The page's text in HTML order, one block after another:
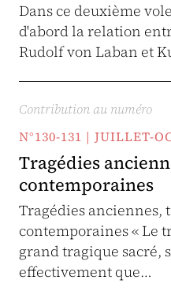
Dans ce deuxième
d'abord la relation
Rudolf von Laban et
Contribution au numéro
N°130-131 | JUILLET-
Tragédies
contemporaines
Tragédies anciennes,
contemporaines « Le
grand tragique sacré,
effectivement que…